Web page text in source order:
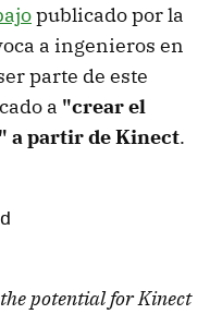
publicado por la
a ingenieros en
parte de este
a "crear el
a partir de Kinect.
potential for Kinect